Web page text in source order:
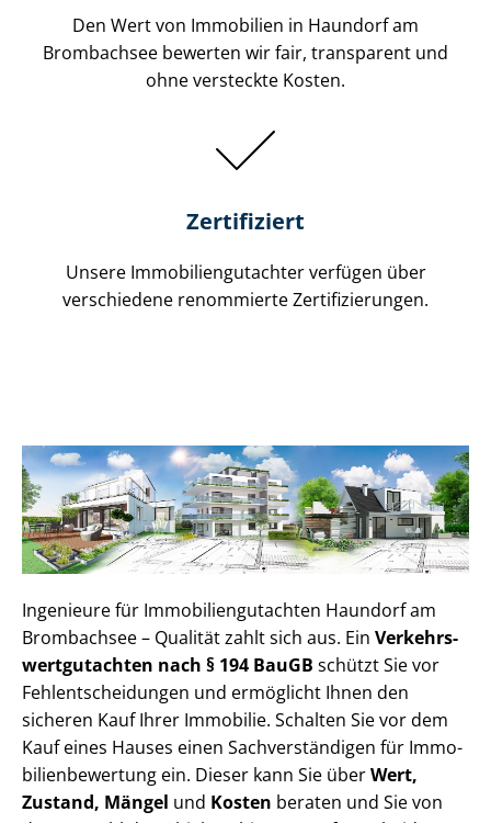
Den Wert von Immobilien in Haundorf am
Brombachsee bewerten wir fair, transparent und
ohne versteckte Kosten.
Zertifiziert
Unsere Immobilien­gutachter verfügen über
verschiedene renommierte Zer­ti­fi­zie­run­gen.
Ingenieure für Im­mo­bi­li­en­gut­ach­ten Haundorf am
Brombachsee – Qualität zahlt sich aus. Ein Ver­kehrs­
wert­gut­ach­ten nach § 194 BauGB schützt Sie vor
Fehl­ent­schei­dun­gen und ermöglicht Ihnen den
sicheren Kauf Ihrer Immobilie. Schalten Sie vor dem
Kauf eines Hauses einen Sach­ver­stän­di­gen für Im­mo­
bi­li­en­be­wer­tung ein. Dieser kann Sie überWert,
Zustand, Mängel und Kosten beraten und Sie von